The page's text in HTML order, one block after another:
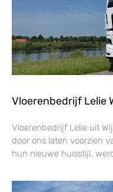
Vloerenbedrijf Lelie
Vloerenbedrijf Lelie uit
door ons laten voorzien
hun nieuwe huisstijl,